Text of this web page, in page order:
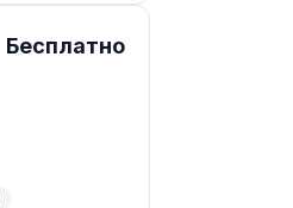
Бесплатно